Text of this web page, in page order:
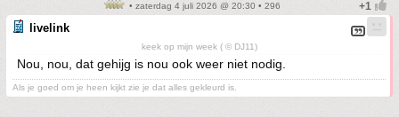
• zaterdag 4 juli 2026 @ 20:30 • 296
livelink
keek op mijn week ( © DJ11)
Nou, nou, dat gehijg is nou ook weer niet nodig.
Als je goed om je heen kijkt zie je dat alles gekleurd is.